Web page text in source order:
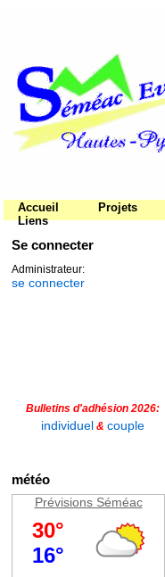
Accueil Projets
Liens
Se connecter
Administrateur:
se connecter
Bulletins d'adhésion 2026:
individuel & couple
météo
Prévisions Séméac